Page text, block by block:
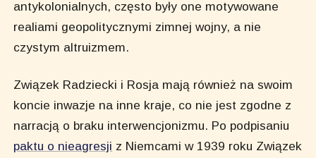
antykolonialnych, często były one motywowane
realiami geopolitycznymi zimnej wojny, a nie
czystym altruizmem.
Związek Radziecki i Rosja mają również na swoim
koncie inwazje na inne kraje, co nie jest zgodne z
narracją o braku interwencjonizmu. Po podpisaniu
paktu o nieagresji z Niemcami w 1939 roku Związek